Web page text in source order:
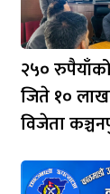
२५०
जिते १०
विजेता